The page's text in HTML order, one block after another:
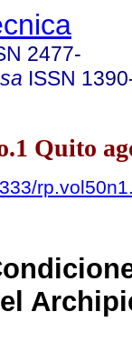
2477-
ISSN
Quito